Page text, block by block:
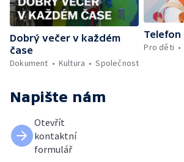
Dobrý večer v každém
čase
Dokument
Kultura Společnost
Telefon
Pro děti
Napište nám
Otevřít
kontaktní
formulář